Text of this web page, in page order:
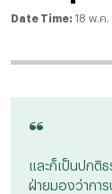
Date Time: 18 พ.ค.
“
และก็เป็นปกติ
ฝ่ายมองว่าการ